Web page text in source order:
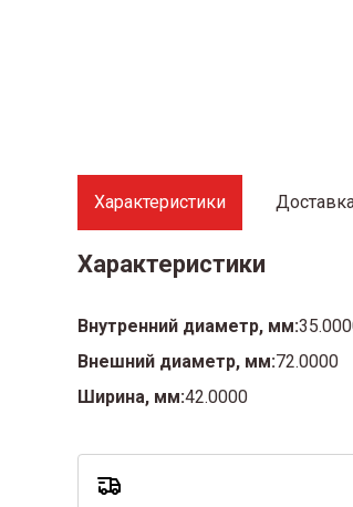
Характеристики
Характеристики
Внутренний диаметр, мм:
Внешний диаметр, мм:72.0000
Ширина, мм:42.0000